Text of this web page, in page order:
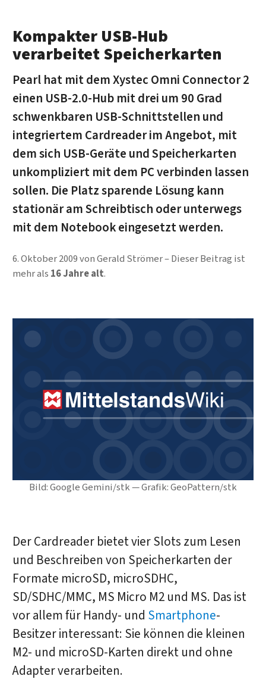
Bild: Google Gemini/stk — Grafik: GeoPattern/stk
Kompakter USB-Hub
verarbeitet Speicherkarten
Pearl hat mit dem Xystec Omni Connector 2
einen USB-2.0-Hub mit drei um 90 Grad
schwenkbaren USB-Schnittstellen und
integriertem Cardreader im Angebot, mit
dem sich USB-Geräte und Speicherkarten
unkompliziert mit dem PC verbinden lassen
sollen. Die Platz sparende Lösung kann
stationär am Schreibtisch oder unterwegs
mit dem Notebook eingesetzt werden.
6. Oktober 2009vonGerald Strömer
Dieser Beitrag ist
mehr als 16 Jahre alt.
Der Cardreader bietet vier Slots zum Lesen
und Beschreiben von Speicherkarten der
Formate microSD, microSDHC,
SD/SDHC/MMC, MS Micro M2 und MS. Das ist
vor allem für Handy- und Smartphone-
Besitzer interessant: Sie können die kleinen
M2- und microSD-Karten direkt und ohne
Adapter verarbeiten.